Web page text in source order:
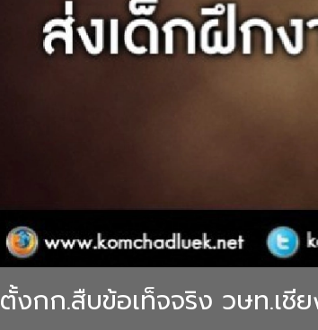
ตั้งกก.สืบข้อเท็จจริง วษท.เชี